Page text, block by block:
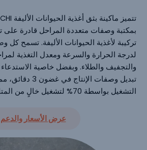
بمكتبة وصفات متعددة المراحل قادرة
تركيبة لأغذية الحيوانات الأليفة. تسمح
لدرجة الحرارة والسرعة ومعدل التغذية
والتجفيف والطلاء. وبفضل خاصية
تبديل وصفات
التشغيل بواسطة 70% لتشغيل خالٍ من المتاعب.
عرض الأسعار والدعم